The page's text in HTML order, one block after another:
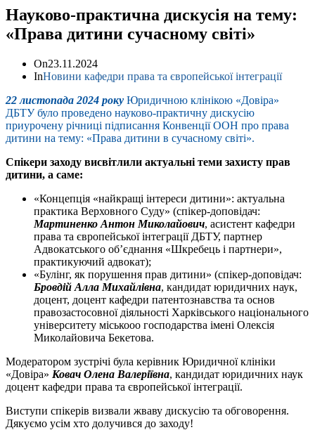
Науково-практична дискусія на тему:
«Права дитини сучасному світі»
On23.11.2024
InНовини кафедри права та європейської інтеграції
22 листопада 2024 року Юридичною клінікою «Довіра»
ДБТУ було проведено науково-практичну дискусію
приурочену річниці підписання Конвенції ООН про права
дитини на тему: «Права дитини в сучасному світі».
Спікери заходу висвітлили актуальні теми захисту прав
дитини, а саме:
«Концепція «найкращі інтереси дитини»: актуальна
практика Верховного Суду» (спікер-доповідач:
Мартиненко Антон Миколайович, асистент кафедри
права та європейської інтеграції ДБТУ, партнер
Адвокатського обʼєднання «Шкребець і партнери»,
практикуючий адвокат);
«Булінг, як порушення прав дитини» (спікер-доповідач:
Бровдій Алла Михайлівна, кандидат юридичних наук,
доцент, доцент кафедри патентознавства та основ
правозастосовної діяльності Харківського національного
університету міськооо господарства імені Олексія
Миколайовича Бекетова.
Модератором зустрічі була керівник Юридичної клініки
«Довіра» Ковач Олена Валеріївна, кандидат юридичних наук
доцент кафедри права та європейської інтеграції.
Виступи спікерів визвали жваву дискусію та обговорення.
Дякуємо усім хто долучився до заходу!